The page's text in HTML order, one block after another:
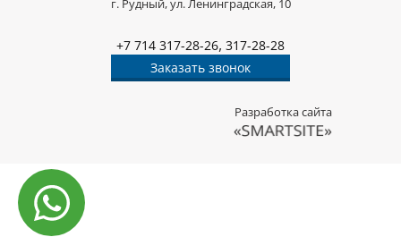
г. Рудный, ул. Ленинградская, 10
+7 714 317-28-26, 317-28-28
Заказать звонок
Разработка сайта